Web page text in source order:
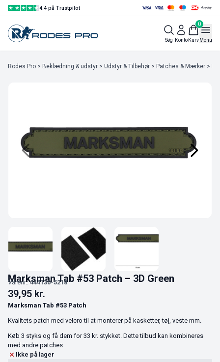
4.4 på Trustpilot
Søg Konto
0
KurvMenu
Rodes Pro > Beklædning & udstyr > Udstyr & Tilbehør > Patches & Mærker >
Marksman Tab #53 Patch – 3D Green
Varenr.:444130-5218
39,95 kr.
Marksman Tab #53 Patch
Kvalitets patch med velcro til at monterer på kasketter, tøj, veste mm.
Køb 3 styks og få dem for 33 kr. stykket. Dette tilbud kan kombineres
med andre patches
Ikke på lager